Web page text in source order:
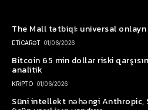
The Mall tətbiqi: universal
ETİCARƏT 01/06/2026
Bitcoin 65 min dollar riski
analitik
KRİPTO 01/06/2026
Süni intellekt nəhəngi Anthropic,